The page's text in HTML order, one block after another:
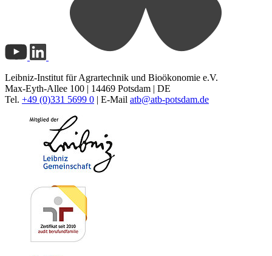
Leibniz-Institut für Agrartechnik und Bioökonomie e.V.
Max-Eyth-Allee 100 | 14469 Potsdam | DE
Tel. +49 (0)331 5699 0 | E-Mail atb@atb-potsdam.de